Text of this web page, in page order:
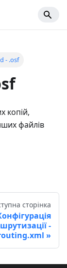
- .osf
копій,
файлів
сторінка
-